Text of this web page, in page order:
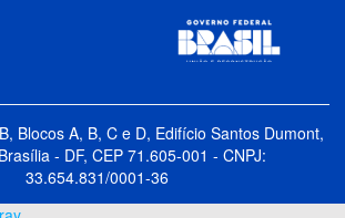
Blocos A, B, C e D, Edifício Santos Dumont,
- DF, CEP 71.605-001 - CNPJ:
33.654.831/0001-36